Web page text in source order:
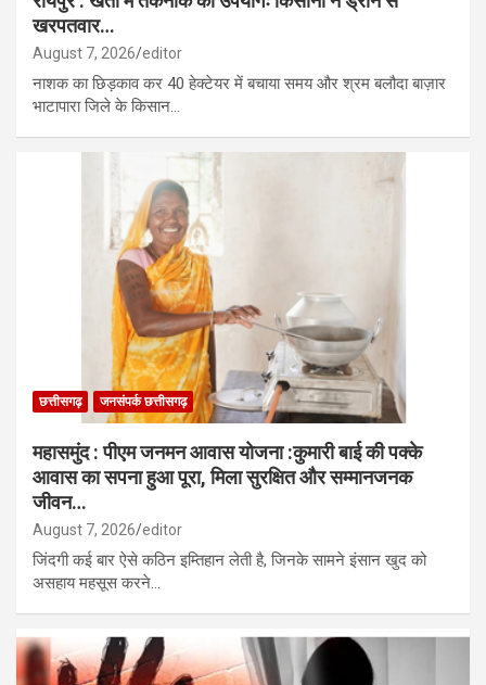
खरपतवार…
August 7, 2026 editor
नाशक का छिड़काव कर 40 हेक्टेयर में बचाया समय और श्रम बलौदा बाज़ार
भाटापारा जिले के किसान…
छत्तीसगढ़ जनसंपर्क छत्तीसगढ़
महासमुंद : पीएम जनमन आवास योजना :कुमारी बाई की पक्के
आवास का सपना हुआ पूरा, मिला सुरक्षित और सम्मानजनक
जीवन…
August 7, 2026 editor
जिंदगी कई बार ऐसे कठिन इम्तिहान लेती है, जिनके सामने इंसान खुद को
असहाय महसूस करने…